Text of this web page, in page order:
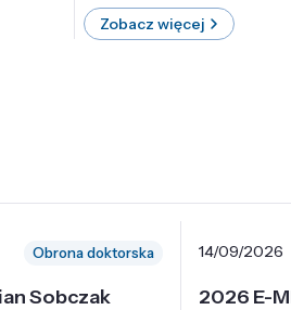
Zobacz więcej
Obrona doktorska
Sobczak
14/09/2026
2026 E-